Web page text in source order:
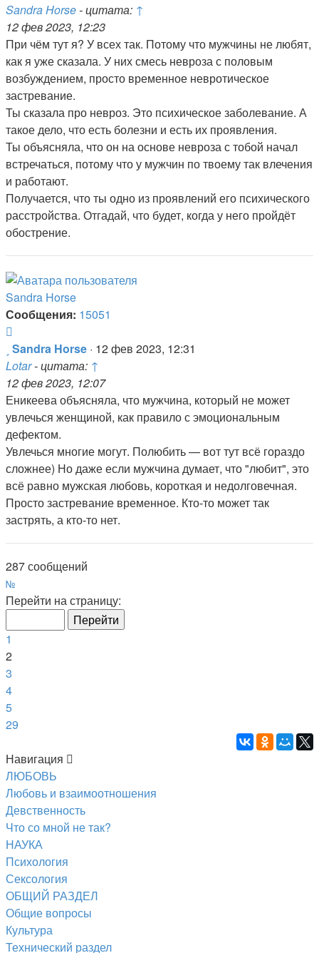
Sandra Horse- цитата: ↑
12 фев 2023, 12:23
При чём тут я? У всех так. Потому что мужчины не любят,
как я уже сказала. У них смесь невроза с половым
возбуждением, просто временное невротическое
застревание.
Ты сказала про невроз. Это психическое заболевание. А
такое дело, что есть болезни и есть их проявления.
Ты объясняла, что он на основе невроза с тобой начал
встречаться, потому что у мужчин по твоему так влечения
и работают.
Получается, что ты одно из проявлений его психического
расстройства. Отгадай, что будет, когда у него пройдёт
обострение.
Sandra Horse
Сообщения: 15051
Сообщение
Sandra Horse · 12 фев 2023, 12:31
Lotar- цитата: ↑
12 фев 2023, 12:07
Еникеева объясняла, что мужчина, который не может
увлечься женщиной, как правило с эмоциональным
дефектом.
Увлечься многие могут. Полюбить — вот тут всё гораздо
сложнее) Но даже если мужчина думает, что "любит", это
всё равно мужская любовь, короткая и недолговечная.
Просто застревание временное. Кто-то может так
застрять, а кто-то нет.
287 сообщений
№Страница
2
29
Перейти на страницу:
1
2
3
4
5
29
Навигация
ЛЮБОВЬ
Любовь и взаимоотношения
Девственность
Что со мной не так?
НАУКА
Психология
Сексология
ОБЩИЙ РАЗДЕЛ
Общие вопросы
Культура
Технический раздел